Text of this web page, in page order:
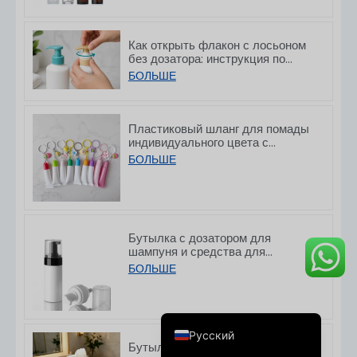
Как открыть флакон с лосьоном
без дозатора: инструкция по
разблокировке дозатора
БОЛЬШЕ
Пластиковый шланг для помады
индивидуального цвета с
крючком, 8/15 г
БОЛЬШЕ
Бутылка с дозатором для
шампуня и средства для
умывания из ПЭТ с плоской
горловиной, 150/200 мл
БОЛЬШЕ
Бутылочка с помпой из ПЭТ-
Русский
Italiano
Français
Deutsch